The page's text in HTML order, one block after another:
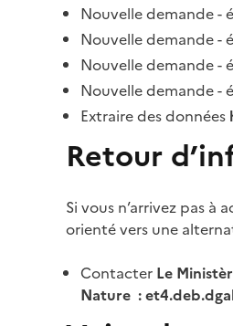
Nouvelle demande -
Nouvelle demande -
Nouvelle demande -
Nouvelle demande -
Extraire des données
Retour
Si vous n’arrivez pas
orienté vers une
Contacter Le
Nature :